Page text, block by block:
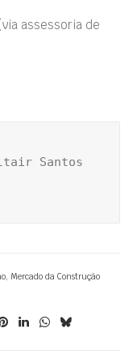
assessoria de
Santos
, Mercado da Construção